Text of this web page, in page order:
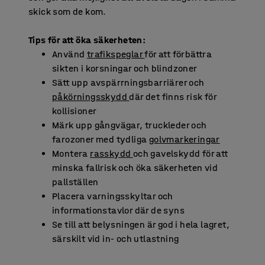
skick som de kom.
Tips för att öka säkerheten:
Använd trafikspeglarför att förbättra
sikten i korsningar och blindzoner
Sätt upp avspärrningsbarriärer och
påkörningsskydddär det finns risk för
kollisioner
Märk upp gångvägar, truckleder och
farozoner med tydliga golvmarkeringar
Montera rasskydd och gavelskydd för att
minska fallrisk och öka säkerheten vid
pallställen
Placera varningsskyltar och
informationstavlor där de syns
Se till att belysningen är god i hela lagret,
särskilt vid in- och utlastning